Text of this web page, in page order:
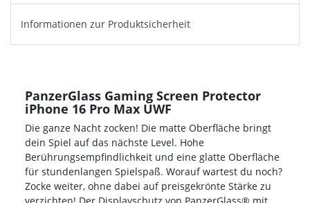
Informationen zur Produktsicherheit
PanzerGlass Gaming Screen Protector
iPhone 16 Pro Max UWF
Die ganze Nacht zocken! Die matte Oberfläche bringt
dein Spiel auf das nächste Level. Hohe
Berührungsempfindlichkeit und eine glatte Oberfläche
für stundenlangen Spielspaß. Worauf wartest du noch?
Zocke weiter, ohne dabei auf preisgekrönte Stärke zu
verzichten! Der Displayschutz von PanzerGlass® mit